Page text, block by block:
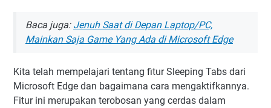
Baca juga: Jenuh Saat di Depan Laptop/PC,
Mainkan Saja Game Yang Ada di Microsoft Edge
Kita telah mempelajari tentang fitur Sleeping Tabs dari
Microsoft Edge dan bagaimana cara mengaktifkannya.
Fitur ini merupakan terobosan yang cerdas dalam